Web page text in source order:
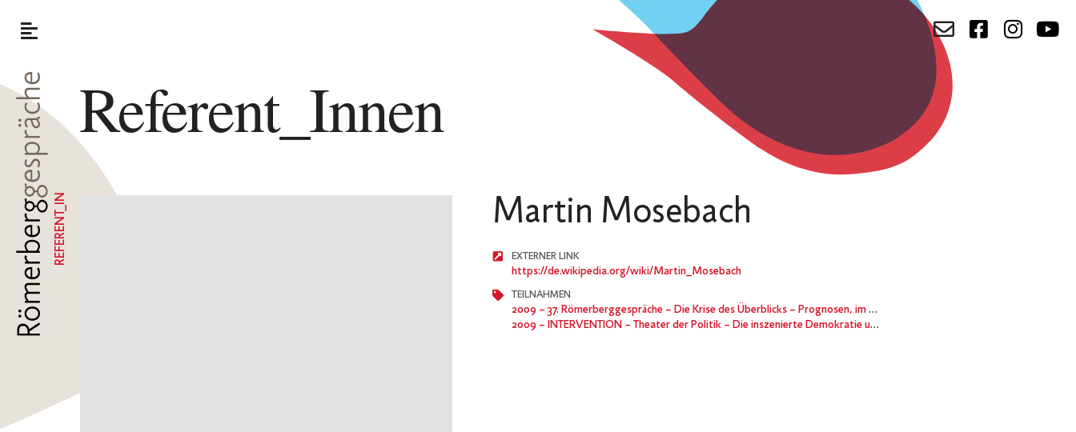
Referent_Innen
REFERENT_IN Martin Mosebach
EXTERNER LINK
https://de.wikipedia.org/wiki/Martin_Mosebach
TEILNAHMEN
2009 – 37. Römerberggespräche – Die Krise des Überblicks – Prognosen, im Sturm der Ereignisse
2009 – INTERVENTION – Theater der Politik – Die inszenierte Demokratie und ihre Rituale